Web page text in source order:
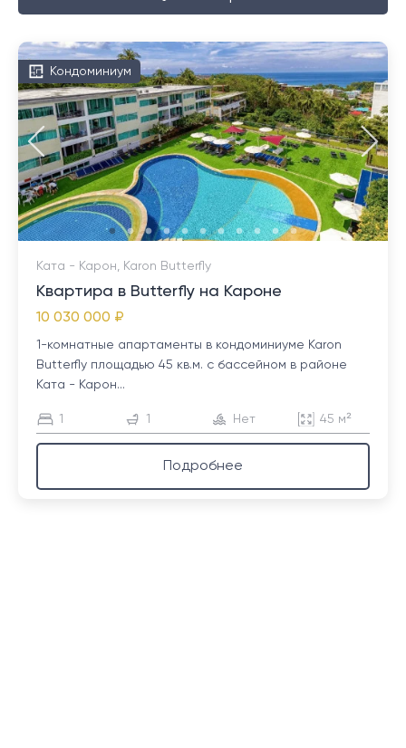
Кондоминиум
Ката - Карон, Karon Butterfly
Квартира в Butterfly на Кароне
10 030 000 ₽
1-комнатные апартаменты в кондоминиуме Karon
Butterfly площадью 45 кв.м. с бассейном в районе
Ката - Карон...
1 1 Нет 45 м²
Подробнее